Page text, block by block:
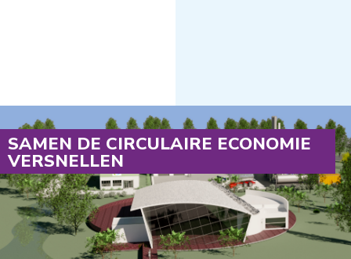
SAMEN DE CIRCULAIRE ECONOMIE
VERSNELLEN